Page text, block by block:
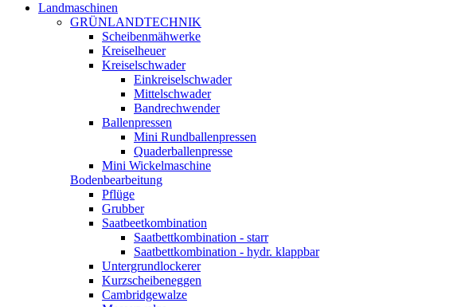
Landmaschinen
GRÜNLANDTECHNIK
Scheibenmähwerke
Kreiselheuer
Kreiselschwader
Einkreiselschwader
Mittelschwader
Bandrechwender
Ballenpressen
Mini Rundballenpressen
Quaderballenpresse
Mini Wickelmaschine
Bodenbearbeitung
Pflüge
Grubber
Saatbeetkombination
Saatbettkombination - starr
Saatbettkombination - hydr. klappbar
Untergrundlockerer
Kurzscheibeneggen
Cambridgewalze